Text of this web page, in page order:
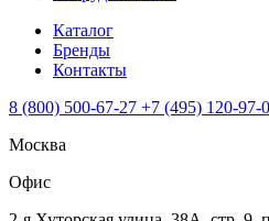
Каталог
Бренды
Контакты
8 (800) 500-67-27 +7 (495) 120-97-
Москва
Офис